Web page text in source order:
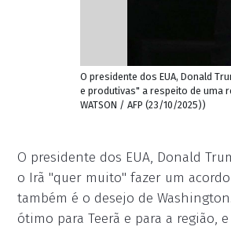
O presidente dos EUA, Donald
e produtivas" a respeito de uma
WATSON / AFP (23/10/2025))
O presidente dos EUA, Donald
o Irã "quer muito" fazer um
também é o desejo de
ótimo para Teerã e para a região,